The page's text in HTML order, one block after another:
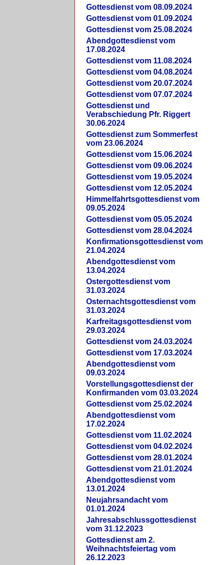
Gottesdienst vom 08.09.2024
Gottesdienst vom 01.09.2024
Gottesdienst vom 25.08.2024
Abendgottesdienst vom
17.08.2024
Gottesdienst vom 11.08.2024
Gottesdienst vom 04.08.2024
Gottesdienst vom 20.07.2024
Gottesdienst vom 07.07.2024
Gottesdienst und
Verabschiedung Pfr. Riggert
30.06.2024
Gottesdienst zum Sommerfest
vom 23.06.2024
Gottesdienst vom 15.06.2024
Gottesdienst vom 09.06.2024
Gottesdienst vom 19.05.2024
Gottesdienst vom 12.05.2024
Himmelfahrtsgottesdienst vom
09.05.2024
Gottesdienst vom 05.05.2024
Gottesdienst vom 28.04.2024
Konfirmationsgottesdienst vom
21.04.2024
Abendgottesdienst vom
13.04.2024
Ostergottesdienst vom
31.03.2024
Osternachtsgottesdienst vom
31.03.2024
Karfreitagsgottesdienst vom
29.03.2024
Gottesdienst vom 24.03.2024
Gottesdienst vom 17.03.2024
Abendgottesdienst vom
09.03.2024
Vorstellungsgottesdienst der
Konfirmanden vom 03.03.2024
Gottesdienst vom 25.02.2024
Abendgottesdienst vom
17.02.2024
Gottesdienst vom 11.02.2024
Gottesdienst vom 04.02.2024
Gottesdienst vom 28.01.2024
Gottesdienst vom 21.01.2024
Abendgottesdienst vom
13.01.2024
Neujahrsandacht vom
01.01.2024
Jahresabschlussgottesdienst
vom 31.12.2023
Gottesdienst am 2.
Weihnachtsfeiertag vom
26.12.2023